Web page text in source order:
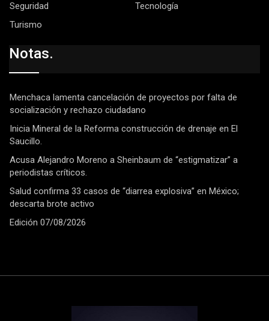
Seguridad
Tecnología
Turismo
Notas.
Menchaca lamenta cancelación de proyectos por falta de
socialización y rechazo ciudadano
Inicia Mineral de la Reforma construcción de drenaje en El
Saucillo.
Acusa Alejandro Moreno a Sheinbaum de “estigmatizar” a
periodistas críticos.
Salud confirma 33 casos de “diarrea explosiva” en México;
descarta brote activo
Edición 07/08/2026